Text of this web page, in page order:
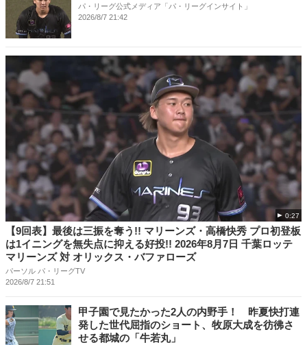
パ・リーグ公式メディア「パ・リーグインサイト」
2026/8/7 21:42
0:27
【9回表】最後は三振を奪う!! マリーンズ・高橋快秀 プロ初登板
は1イニングを無失点に抑える好投!! 2026年8月7日 千葉ロッテ
マリーンズ 対 オリックス・バファローズ
パーソル パ・リーグTV
2026/8/7 21:51
甲子園で見たかった2人の内野手！ 昨夏快打連
発した世代屈指のショート、牧原大成を彷彿さ
せる都城の「牛若丸」